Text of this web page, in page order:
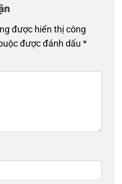
được hiển thị công
được đánh dấu *